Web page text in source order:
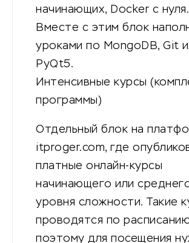
начинающих, Docker с нуля.
Вместе с этим блок
уроками по MongoDB, Git
PyQt5.
Интенсивные курсы
программы)
Отдельный блок на
itproger.com, где
платные онлайн-курсы
начинающего или
уровня сложности. Такие
проводятся по
поэтому для посещения